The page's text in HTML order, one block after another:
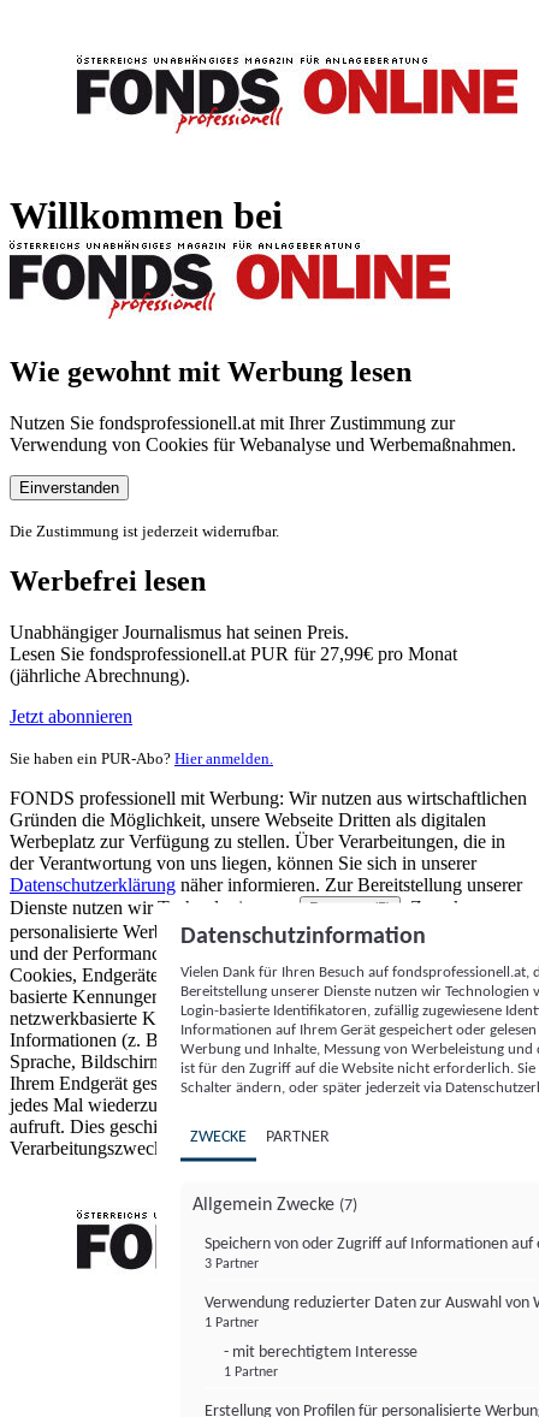
Willkommen bei
Wie gewohnt mit Werbung lesen
Nutzen Sie fondsprofessionell.at mit Ihrer Zustimmung zur
Verwendung von Cookies für Webanalyse und Werbemaßnahmen.
Einverstanden
Die Zustimmung ist jederzeit widerrufbar.
Werbefrei lesen
Unabhängiger Journalismus hat seinen Preis.
Lesen Sie fondsprofessionell.at PUR für 27,99€ pro Monat
(jährliche Abrechnung).
Jetzt abonnieren
Sie haben ein PUR-Abo? Hier anmelden.
FONDS professionell mit Werbung: Wir nutzen aus wirtschaftlichen
Gründen die Möglichkeit, unsere Webseite Dritten als digitalen
Werbeplatz zur Verfügung zu stellen. Über Verarbeitungen, die in
der Verantwortung von uns liegen, können Sie sich in unserer
Datenschutzerklärung näher informieren. Zur Bereitstellung unserer
Dienste nutzen wir Technologien von
Partnern (5)
. Zwecke:
personalisierte Werbung und Inhalte, Messung von Werbeleistung
und der Performance von Inhalten sowie Zielgruppenforschung.
Cookies, Endgeräte- oder ähnliche Online-Kennungen (z. B. login-
basierte Kennungen, zufällig generierte Kennungen,
netzwerkbasierte Kennungen) können zusammen mit anderen
Informationen (z. B. Browsertyp und Browserinformationen,
Sprache, Bildschirmgröße, unterstützte Technologien usw.) auf
Ihrem Endgerät gespeichert oder von dort ausgelesen werden, um es
jedes Mal wiederzuerkennen, wenn es eine App oder einer Webseite
aufruft. Dies geschieht für einen oder mehrere der hier aufgeführten
Verarbeitungszwecke.
Datenschutzinformation
Vielen Dank für Ihren Besuch auf
Bereitstellung unserer Dienste nutzen wir Technologien
Login-basierte Identifikatoren, zufällig zugewiesene
Informationen auf Ihrem Gerät gespeichert oder
Werbung und Inhalte, Messung von Werbeleistung
ist für den Zugriff auf die Website nicht erforderlich.
Schalter ändern, oder später jederzeit via
ZWECKE PARTNER
Allgemein Zwecke (7)
Speichern von oder Zugriff auf Informationen auf
3 Partner
Verwendung reduzierter Daten zur Auswahl von
1 Partner
- mit berechtigtem Interesse
1 Partner
Erstellung von Profilen für personalisierte
FONDS professionell